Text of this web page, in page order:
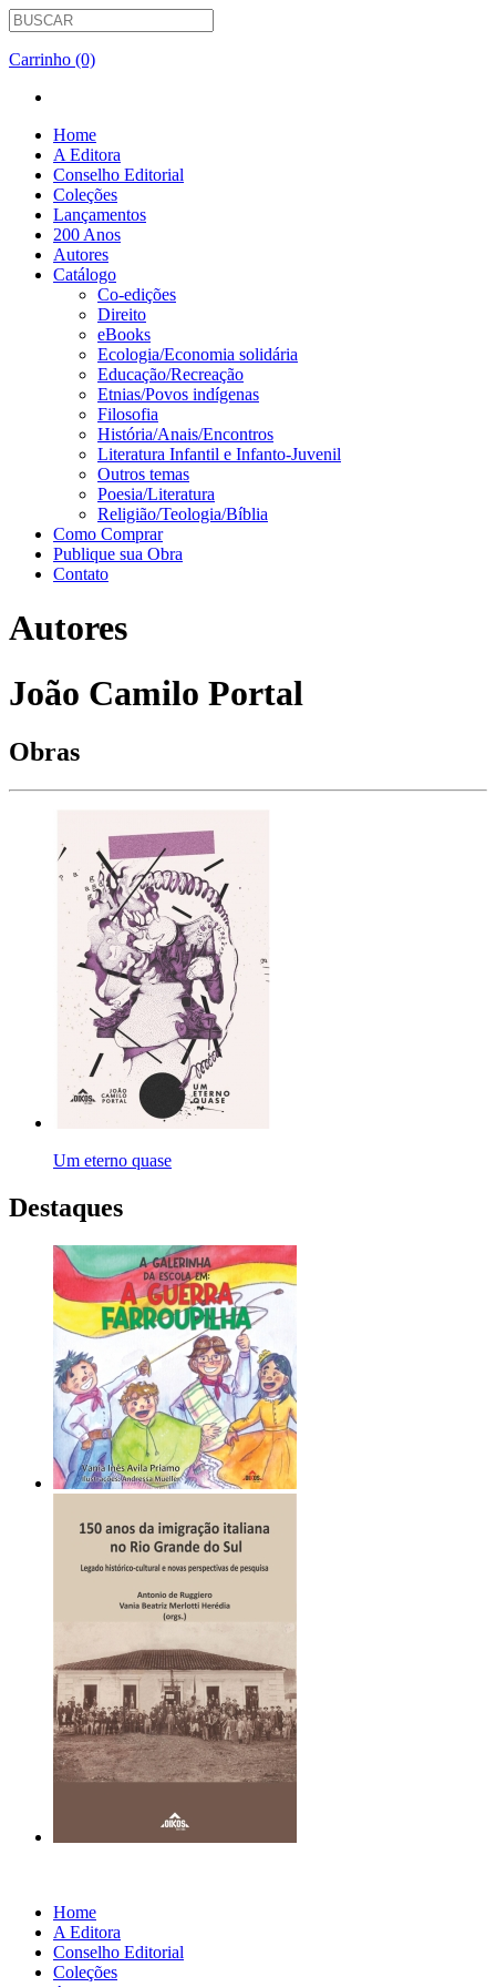
Carrinho (0)
Home
A Editora
Conselho Editorial
Coleções
Lançamentos
200 Anos
Autores
Catálogo
Co-edições
Direito
eBooks
Ecologia/Economia solidária
Educação/Recreação
Etnias/Povos indígenas
Filosofia
História/Anais/Encontros
Literatura Infantil e Infanto-Juvenil
Outros temas
Poesia/Literatura
Religião/Teologia/Bíblia
Como Comprar
Publique sua Obra
Contato
Autores
João Camilo Portal
Obras
Um eterno quase
Destaques
Home
A Editora
Conselho Editorial
Coleções